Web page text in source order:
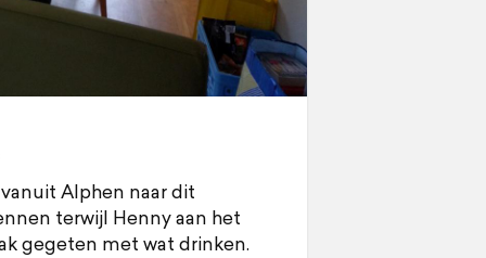
Alphen naar dit
terwijl Henny aan het
gegeten met wat drinken.